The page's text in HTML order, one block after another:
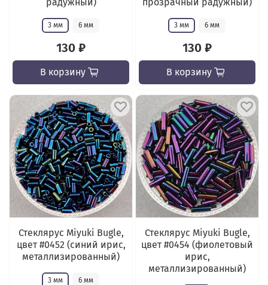
3 мм 6 мм
130 ₽
В корзину
3 мм 6 мм
130 ₽
В корзину
Стеклярус Miyuki Bugle,
цвет #0452 (синий ирис,
металлизированный)
3 мм 6 мм
Стеклярус Miyuki Bugle,
цвет #0454 (фиолетовый
ирис,
металлизированный)